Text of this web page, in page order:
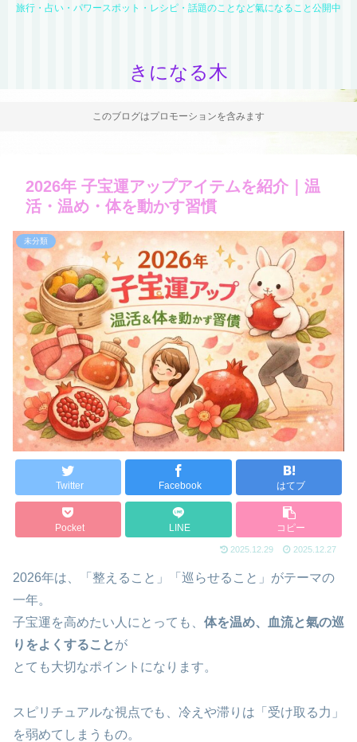
旅行・占い・パワースポット・レシピ・話題のことなど氣になること公開中
きになる木
このブログはプロモーションを含みます
2026年 子宝運アップアイテムを紹介｜温
活・温め・体を動かす習慣
未分類
Twitter Facebook はてブ
Pocket LINE コピー
2025.12.29 2025.12.27
2026年は、「整えること」「巡らせること」がテーマの
一年。
子宝運を高めたい人にとっても、 体を温め、血流と氣の巡
りをよくすることが
とても大切なポイントになります。
スピリチュアルな視点でも、冷えや滞りは「受け取る力」
を弱めてしまうもの。